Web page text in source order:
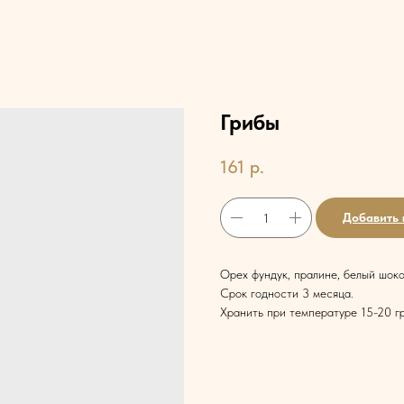
Грибы
161 р.
Добавить
Орех фундук, пралине, белый
Срок годности 3 месяца.
Хранить при температуре 15-20